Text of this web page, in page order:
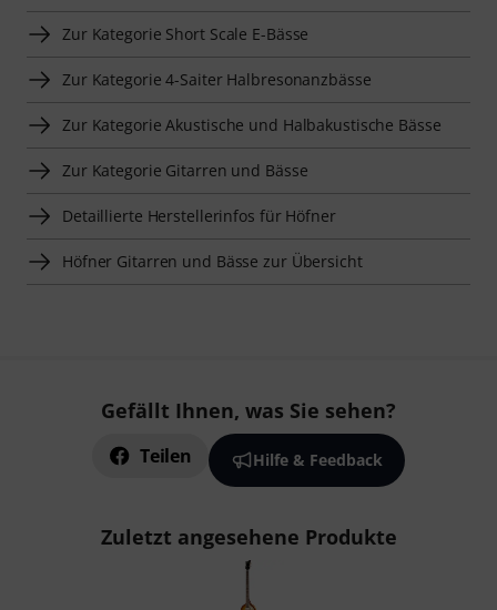
Zur Kategorie Short Scale E-Bässe
Zur Kategorie 4-Saiter Halbresonanzbässe
Zur Kategorie Akustische und Halbakustische Bässe
Zur Kategorie Gitarren und Bässe
Detaillierte Herstellerinfos für Höfner
Höfner Gitarren und Bässe zur Übersicht
Gefällt Ihnen, was Sie sehen?
Teilen Hilfe & Feedback
Zuletzt angesehene Produkte